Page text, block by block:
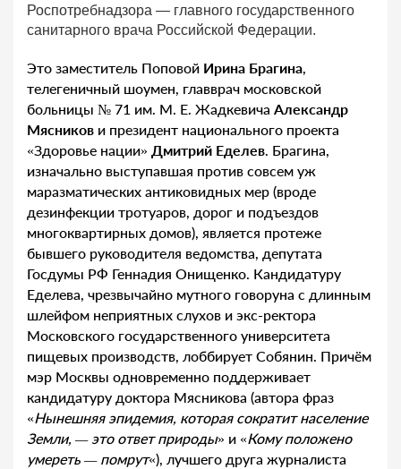
Роспотребнадзора — главного государственного
санитарного врача Российской Федерации.
Это заместитель Поповой Ирина Брагина,
телегеничный шоумен, главврач московской
больницы № 71 им. М. Е. Жадкевича Александр
Мясников и президент национального проекта
«Здоровье нации» Дмитрий Еделев. Брагина,
изначально выступавшая против совсем уж
маразматических антиковидных мер (вроде
дезинфекции тротуаров, дорог и подъездов
многоквартирных домов), является протеже
бывшего руководителя ведомства, депутата
Госдумы РФ Геннадия Онищенко. Кандидатуру
Еделева, чрезвычайно мутного говоруна с длинным
шлейфом неприятных слухов и экс-ректора
Московского государственного университета
пищевых производств, лоббирует Собянин. Причём
мэр Москвы одновременно поддерживает
кандидатуру доктора Мясникова (автора фраз
«Нынешняя эпидемия, которая сократит население
Земли, — это ответ природы» и «Кому положено
умереть — помрут«), лучшего друга журналиста